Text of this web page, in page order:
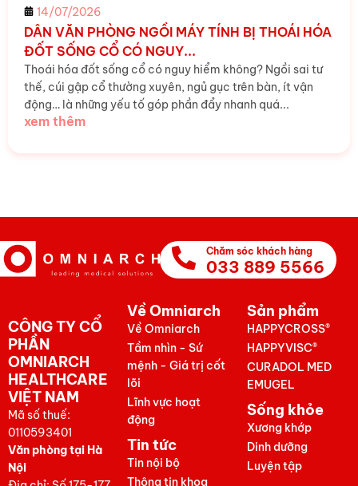
14/07/2026
DÂN VĂN PHÒNG NGỒI MÁY TÍNH BỊ THOÁI HÓA
ĐỐT SỐNG CỔ CÓ NGUY...
Thoái hóa đốt sống cổ có nguy hiểm không? Ngồi sai tư
thế, cúi gập cổ thường xuyên, ngủ gục trên bàn, ít vận
động… là những yếu tố góp phần đẩy nhanh quá...
xem thêm
Chăm sóc khách hàng
033 889 5566
CÔNG TY CỔ
PHẦN
OMNIARCH
HEALTHCARE
VIỆT NAM
Mã số thuế:
0110593401
Văn phòng tại Hà
Nội
Về Omniarch
Về Omniarch
Tầm nhìn - Sứ
mệnh - Giá trị cốt
lõi
Lĩnh vực hoạt
động
Tin tức
Tin nội bộ
Thông tin khoa
Sản phẩm
HAPPYCROSS®
HAPPYVISC®
CURADOL MED
EMUGEL
Sống khỏe
Xương khớp
Dinh dưỡng
Luyện tập